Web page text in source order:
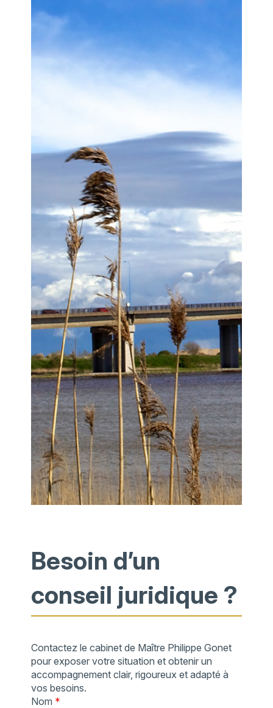
Besoin d’un
conseil juridique ?
Contactez le cabinet de Maître Philippe Gonet
pour exposer votre situation et obtenir un
accompagnement clair, rigoureux et adapté à
vos besoins.
Nom *